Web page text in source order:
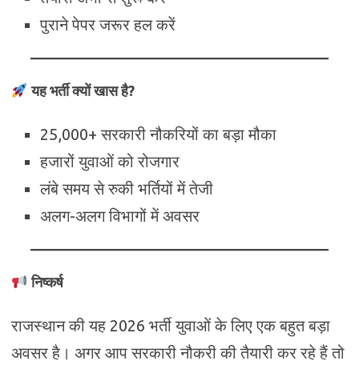
पुराने पेपर जरूर हल करें
यह भर्ती क्यों खास है?
25,000+ सरकारी नौकरियों का बड़ा मौका
हजारों युवाओं को रोजगार
लंबे समय से रुकी भर्तियों में तेजी
अलग-अलग विभागों में अवसर
निष्कर्ष
राजस्थान की यह 2026 भर्ती युवाओं के लिए एक बहुत बड़ा
अवसर है। अगर आप सरकारी नौकरी की तैयारी कर रहे हैं तो